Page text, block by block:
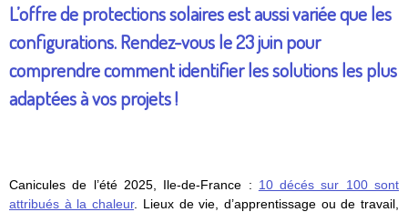
L’offre de protections solaires est aussi variée que les
configurations. Rendez-vous le 23 juin pour
comprendre comment identifier les solutions les plus
adaptées à vos projets !
Canicules de l’été 2025, Ile-de-France : 10 décés sur 100 sont
attribués à la chaleur. Lieux de vie, d’apprentissage ou de travail,